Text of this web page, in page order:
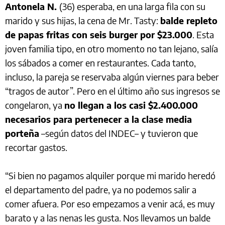
Antonela N. (36) esperaba, en una larga fila con su
marido y sus hijas, la cena de Mr. Tasty: balde repleto
de papas fritas con seis burger por $23.000. Esta
joven familia tipo, en otro momento no tan lejano, salía
los sábados a comer en restaurantes. Cada tanto,
incluso, la pareja se reservaba algún viernes para beber
“tragos de autor”. Pero en el último año sus ingresos se
congelaron, ya no llegan a los casi $2.400.000
necesarios para pertenecer a la clase media
porteña –según datos del INDEC– y tuvieron que
recortar gastos.
“Si bien no pagamos alquiler porque mi marido heredó
el departamento del padre, ya no podemos salir a
comer afuera. Por eso empezamos a venir acá, es muy
barato y a las nenas les gusta. Nos llevamos un balde